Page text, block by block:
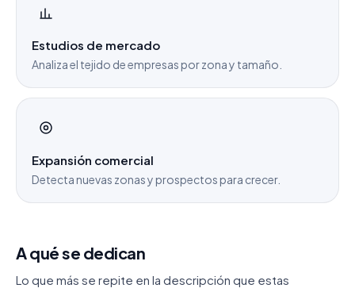
Estudios de mercado
Analiza el tejido de empresas por zona y tamaño.
Expansión comercial
Detecta nuevas zonas y prospectos para crecer.
A qué se dedican
Lo que más se repite en la descripción que estas